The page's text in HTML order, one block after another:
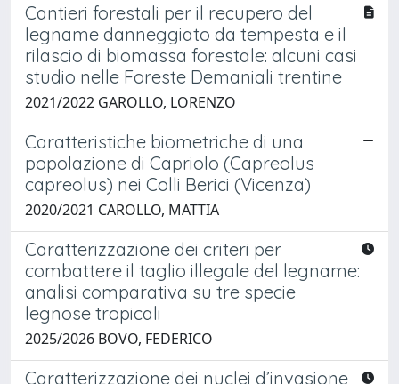
Cantieri forestali per il recupero del
legname danneggiato da tempesta e il
rilascio di biomassa forestale: alcuni casi
studio nelle Foreste Demaniali trentine
2021/2022 GAROLLO, LORENZO
Caratteristiche biometriche di una
popolazione di Capriolo (Capreolus
capreolus) nei Colli Berici (Vicenza)
2020/2021 CAROLLO, MATTIA
Caratterizzazione dei criteri per
combattere il taglio illegale del legname:
analisi comparativa su tre specie
legnose tropicali
2025/2026 BOVO, FEDERICO
Caratterizzazione dei nuclei d’invasione